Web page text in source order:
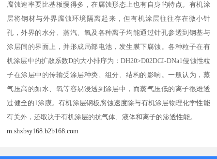
腐蚀速率要比基板慢得多，在腐蚀形态上也有自身的特点。有机涂
层将钢材与外界腐蚀环境隔离起来，但有机涂层往往存在微小针
孔，外界的水分、蒸汽、氧及各种离子均能通过针孔参透到钢基与
涂层间的界面上，并形成局部电池，发生膜下腐蚀。各种粒子在有
机涂层中的扩散系数D的大小排序为：DH20>D02DCI-DNa1侵蚀性粒
子在涂层中的传输受涂层种类、组分、结构的影响。一般认为，蒸
气压高的如水、氧等容易浸透到涂层中，而蒸气压低的离子很难透
过健全的1涂膜。有机涂层钢板腐蚀速度除与有机涂层物理化学性能
有关外，还取决于有机涂层的抗气体、液体和离子的渗透性能。
m.shxbsy168.b2b168.com